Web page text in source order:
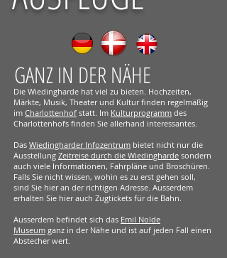
GANZ IN DER NÄHE
Die Wiedingharde hat viel zu bieten. Hochzeiten,
Märkte, Musik, Theater und Kultur finden regelmäßig
im Charlottenhof statt. Im Kulturprogramm des
Charlottenhofs finden Sie allerhand interessantes.
Das Wiedingharder Infozentrum bietet nicht nur die
Ausstellung Zeitreise durch die Wiedingharde sondern
auch viele Informationen, Fahrpläne und Broschüren.
Falls Sie nicht wissen, wohin es zu erst gehen soll,
sind Sie hier an der richtigen Adresse. Ausserdem
erhalten Sie hier auch Zugtickets für die Bahn.
Ausserdem befindet sich das Emil Nolde
Museum ganz in der Nähe und ist auf jeden Fall einen
Abstecher wert.